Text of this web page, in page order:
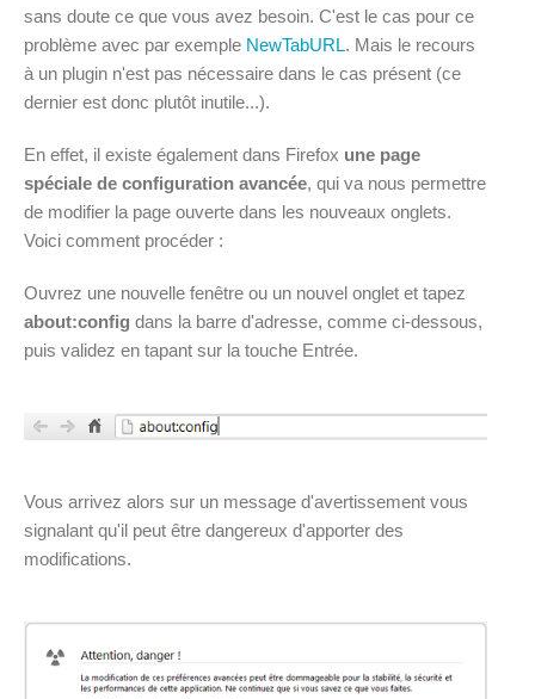
sans doute ce que vous avez besoin. C'est le cas pour ce
problème avec par exemple NewTabURL. Mais le recours
à un plugin n'est pas nécessaire dans le cas présent (ce
dernier est donc plutôt inutile...).
En effet, il existe également dans Firefox une page
spéciale de configuration avancée, qui va nous permettre
de modifier la page ouverte dans les nouveaux onglets.
Voici comment procéder :
Ouvrez une nouvelle fenêtre ou un nouvel onglet et tapez
about:config dans la barre d'adresse, comme ci-dessous,
puis validez en tapant sur la touche Entrée.
Vous arrivez alors sur un message d'avertissement vous
signalant qu'il peut être dangereux d'apporter des
modifications.